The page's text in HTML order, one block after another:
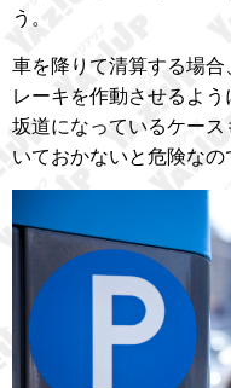
う。
車を降りて清算する場
レーキを作動させるよう
坂道になっているケース
いておかないと危険なの